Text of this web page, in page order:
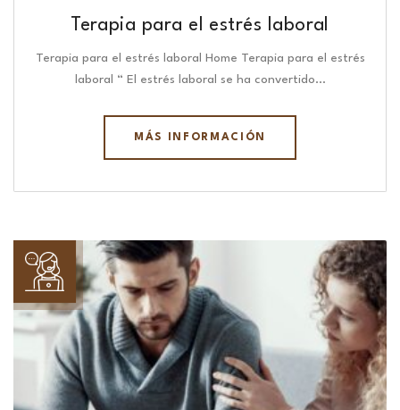
Terapia para el estrés laboral
Terapia para el estrés laboral Home Terapia para el estrés
laboral “ El estrés laboral se ha convertido…
MÁS INFORMACIÓN